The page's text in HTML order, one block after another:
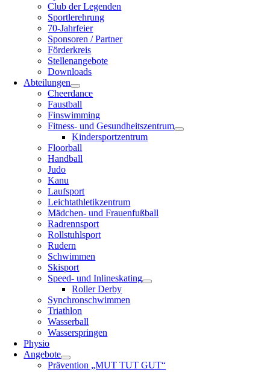
Club der Legenden
Sportlerehrung
70-Jahrfeier
Sponsoren / Partner
Förderkreis
Stellenangebote
Downloads
Abteilungen
Cheerdance
Faustball
Finswimming
Fitness- und Gesundheitszentrum
Kindersportzentrum
Floorball
Handball
Judo
Kanu
Laufsport
Leichtathletikzentrum
Mädchen- und Frauenfußball
Radrennsport
Rollstuhlsport
Rudern
Schwimmen
Skisport
Speed- und Inlineskating
Roller Derby
Synchronschwimmen
Triathlon
Wasserball
Wasserspringen
Physio
Angebote
Prävention „MUT TUT GUT“